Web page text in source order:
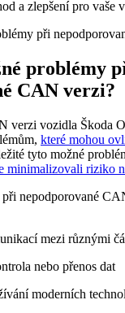
a zlepšení pro vaše
problémy
CAN verzi?
‌verzi ⁢vozidla Škoda
které mohou
tyto možné
minimalizovali riziko
nepodporované
⁢mezi⁢ různými
nebo přenos dat
moderních​